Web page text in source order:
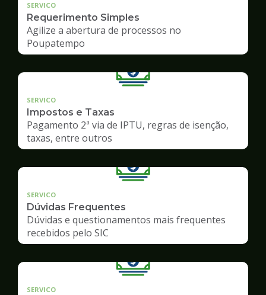
SERVICO
Requerimento Simples
Agilize a abertura de processos no
Poupatempo
SERVICO
Impostos e Taxas
Pagamento 2ª via de IPTU, regras de isenção,
taxas, entre outros
SERVICO
Dúvidas Frequentes
Dúvidas e questionamentos mais frequentes
recebidos pelo SIC
SERVICO